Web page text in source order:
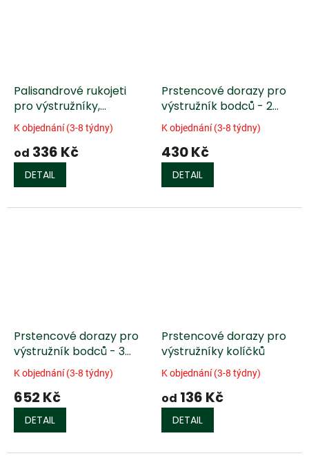
Palisandrové rukojeti
pro výstružníky,
šestihranný otvor
K objednání (3-8 týdny)
od 336 Kč
DETAIL
Prstencové dorazy pro
výstružník bodců - 2
kusy
K objednání (3-8 týdny)
430 Kč
DETAIL
Prstencové dorazy pro
výstružník bodců - 3
kusy
K objednání (3-8 týdny)
652 Kč
DETAIL
Prstencové dorazy pro
výstružníky kolíčků
K objednání (3-8 týdny)
od 136 Kč
DETAIL